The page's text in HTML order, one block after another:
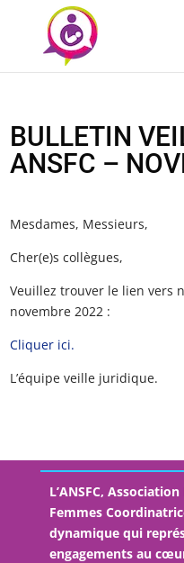
BULLETIN
ANSFC –
Mesdames, Messieurs,
Cher(e)s collègues,
Veuillez trouver le lien vers
novembre 2022 :
Cliquer ici.
L’équipe veille juridique.
L’ANSFC,
Femmes
dynamique qui
engagements au